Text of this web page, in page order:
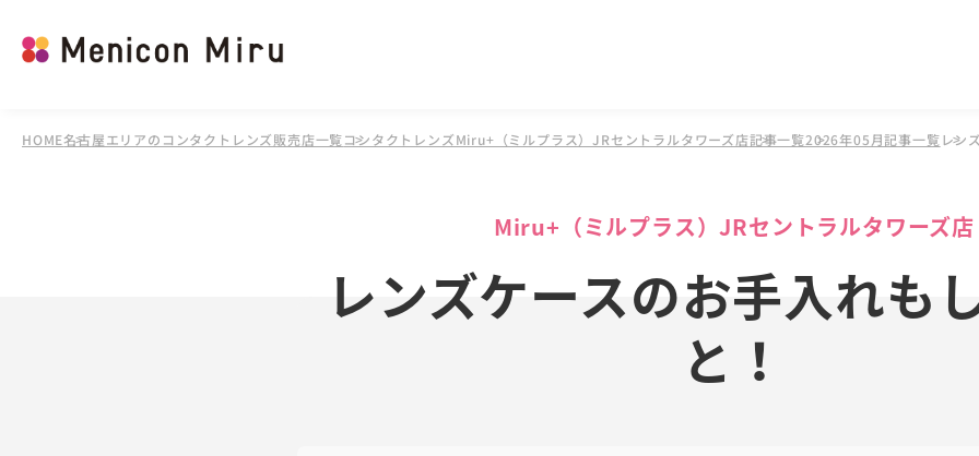
HOME名古屋エリアのコンタクトレンズ販売店一覧コンタクトレンズMiru+（ミルプラス）JRセントラルタワーズ店記事一覧2026年05月記事一覧レン
Miru+（ミルプラス）JRセントラルタワーズ店
レンズケースのお手入れも
と！